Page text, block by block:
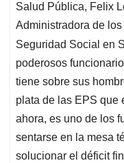
A
p
p
o
o
k
d
I
n
Salud Pública, Felix
Administradora de
Seguridad Social en
poderosos
tiene sobre sus
plata de las EPS que
ahora, es uno de los
sentarse en la mesa
solucionar el déficit